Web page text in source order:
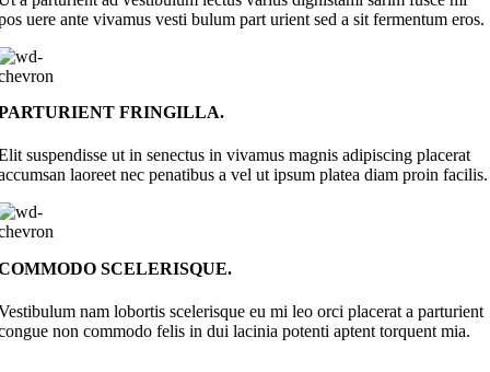
uere ante vivamus vesti bulum part urient sed a sit fermentum eros.
FRINGILLA.
suspendisse ut in senectus in vivamus magnis adipiscing placerat
laoreet nec penatibus a vel ut ipsum platea diam proin facilis.
SCELERISQUE.
nam lobortis scelerisque eu mi leo orci placerat a parturient
non commodo felis in dui lacinia potenti aptent torquent mia.